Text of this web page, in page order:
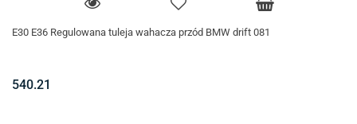
E30 E36 Regulowana tuleja wahacza przód BMW drift 081
540.21